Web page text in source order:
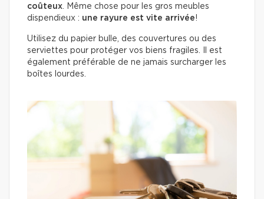
coûteux. Même chose pour les gros meubles
dispendieux : une rayure est vite arrivée!
Utilisez du papier bulle, des couvertures ou des
serviettes pour protéger vos biens fragiles. Il est
également préférable de ne jamais surcharger les
boîtes lourdes.